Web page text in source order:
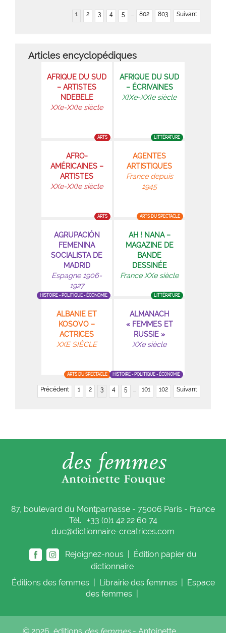
1 2 3 4 5 ... 802 803 Suivant
Articles encyclopédiques
AFRIQUE DU SUD
– ARTISTES
NDEBELE
XXe-XXIe siècle
ARTS
AFRIQUE DU SUD
– ÉCRIVAINES
XIXe-XXIe siècle
LITTÉRATURE
AFRO-
AMÉRICAINES –
ARTISTES
XXe-XXIe siècle
ARTS
AGENTES
ARTISTIQUES
France depuis
1945
ARTS DU SPECTACLE
AGRUPACIÓN
FEMENINA
SOCIALISTA DE
MADRID
Espagne 1906-
1927
HISTOIRE - POLITIQUE - ÉCONOMIE
AH ! NANA –
MAGAZINE DE
BANDE
DESSINÉE
France XXe siècle
LITTÉRATURE
ALBANIE ET
KOSOVO –
ACTRICES
XXE SIÈCLE
ARTS DU SPECTACLE
ALMANACH
« FEMMES ET
RUSSIE »
XXe siècle
HISTOIRE - POLITIQUE - ÉCONOMIE
Précédent 1 2 3 4 5 ... 101 102 Suivant
87, boulevard du Montparnasse - 75006 Paris - France
Tél. : +33 (0)1 42 22 60 74
duc@dictionnaire-creatrices.com
Rejoignez-nous |
Édition papier du
dictionnaire
Éditions des femmes Librairie des femmes
Espace
des femmes